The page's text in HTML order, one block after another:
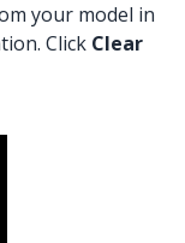
your model in
Click Clear